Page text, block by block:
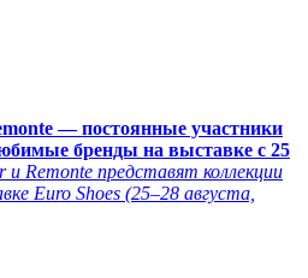
— постоянные участники
бренды на выставке с 25
и Remonte представят коллекции
Euro Shoes (25–28 августа,